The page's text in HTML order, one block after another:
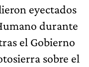
eyectados
durante
el Gobierno
sobre el